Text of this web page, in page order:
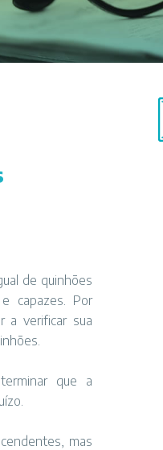
de quinhões
capazes. Por
a verificar sua
que a
mas